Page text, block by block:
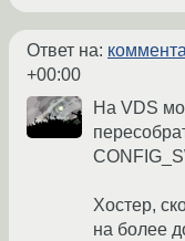
Ответ на:
+00:00
На VDS
Хостер,
на более